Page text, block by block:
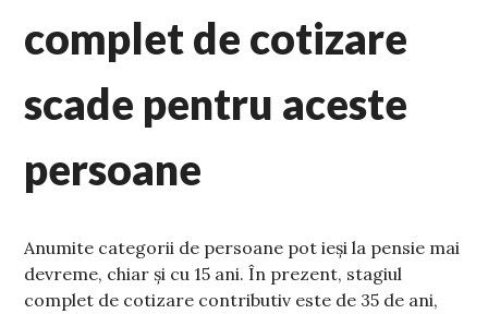
complet de cotizare
scade pentru aceste
persoane
Anumite categorii de persoane pot ieși la pensie mai
devreme, chiar și cu 15 ani. În prezent, stagiul
complet de cotizare contributiv este de 35 de ani,